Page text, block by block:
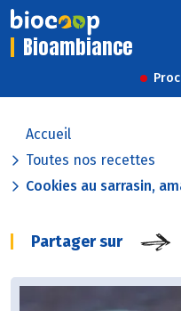
Bioambiance
Accueil
Toutes nos recettes
Cookies au sarrasin,
Partager sur